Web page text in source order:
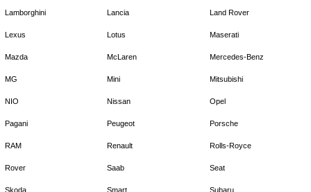
Lamborghini Lancia Land Rover
Lexus Lotus Maserati
Mazda McLaren Mercedes-Benz
MG Mini Mitsubishi
NIO Nissan Opel
Pagani Peugeot Porsche
RAM Renault Rolls-Royce
Rover Saab Seat
Skoda Smart Subaru